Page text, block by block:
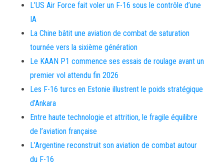
L’US Air Force fait voler un F-16 sous le contrôle d’une
IA
La Chine bâtit une aviation de combat de saturation
tournée vers la sixième génération
Le KAAN P1 commence ses essais de roulage avant un
premier vol attendu fin 2026
Les F-16 turcs en Estonie illustrent le poids stratégique
d’Ankara
Entre haute technologie et attrition, le fragile équilibre
de l’aviation française
L’Argentine reconstruit son aviation de combat autour
du F-16